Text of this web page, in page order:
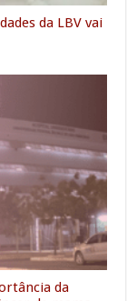
da LBV vai
da